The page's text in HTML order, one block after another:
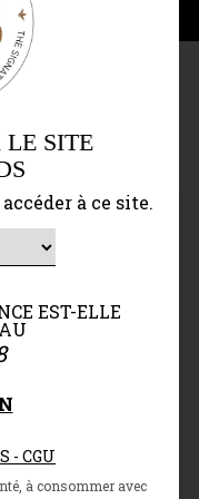
западу от
океана. В
в. осушили
SITE
à ce site.
EST-ELLE
- CGU
à consommer avec